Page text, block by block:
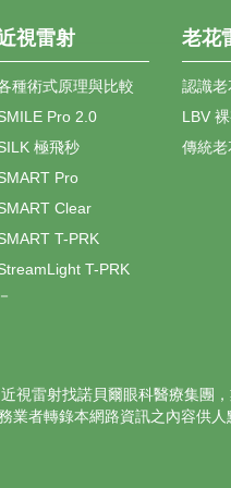
視雷射
種術式原理與比較
Pro 2.0
極飛秒
Pro
Clear
T-PRK
T-PRK
老花
認識
LBV
傳統
－
近視雷射找諾貝爾眼科醫療集團
業者轉錄本網路資訊之內容供